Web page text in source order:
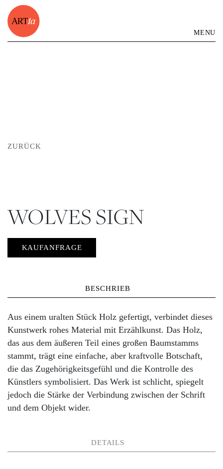
MENU
ZURÜCK
WOLVES SIGN
KAUFANFRAGE
BESCHRIEB
Aus einem uralten Stück Holz gefertigt, verbindet dieses
Kunstwerk rohes Material mit Erzählkunst. Das Holz,
das aus dem äußeren Teil eines großen Baumstamms
stammt, trägt eine einfache, aber kraftvolle Botschaft,
die das Zugehörigkeitsgefühl und die Kontrolle des
Künstlers symbolisiert. Das Werk ist schlicht, spiegelt
jedoch die Stärke der Verbindung zwischen der Schrift
und dem Objekt wider.
DETAILS